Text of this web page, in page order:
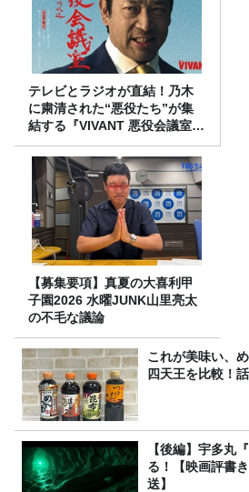
テレビとラジオが直結！乃木
に粛清された“悪役たち”が集
結する『VIVANT 悪役会議室』
7/26(日)23時スタート！
【募集要項】真夏の大喜利甲
子園2026 水曜JUNK山里亮太
の不毛な議論
これが美味い、
四天王を比較！
【後編】宇多丸
る！【映画評書
送】